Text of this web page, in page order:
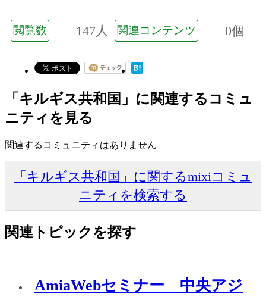
閲覧数 147人 関連コンテンツ 0個
「キルギス共和国」に関連するコミュ
ニティを見る
関連するコミュニティはありません
「キルギス共和国」に関するmixiコミュ
ニティを検索する
関連トピックを探す
AmiaWebセミナー 中央アジ